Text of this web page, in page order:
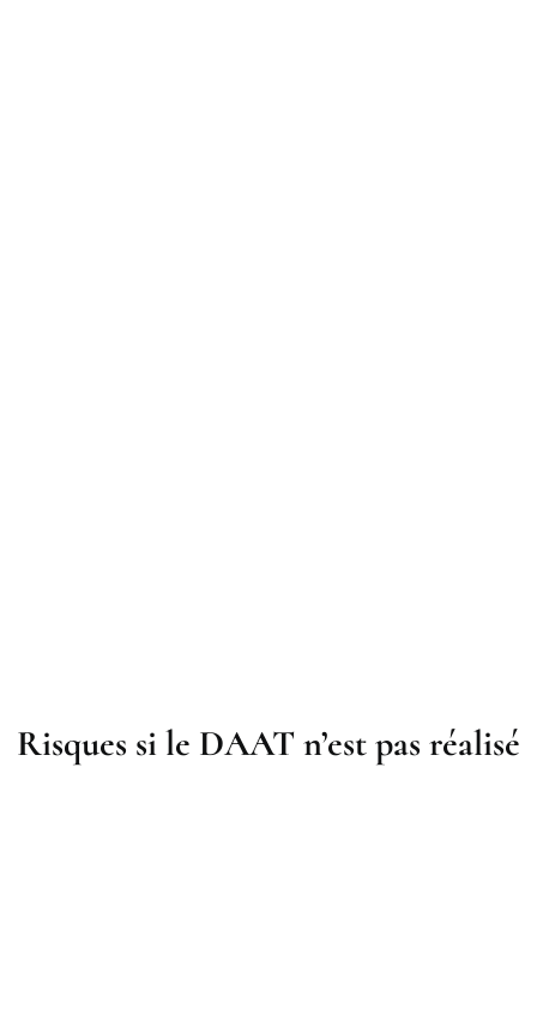
Risques si le DAAT n’est pas réalisé